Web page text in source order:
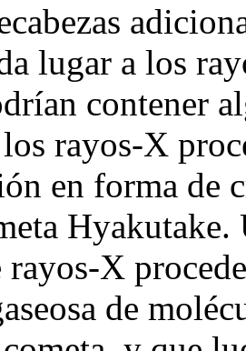
lugar a los
contener
rayos-X
en forma de
rayos-X
de